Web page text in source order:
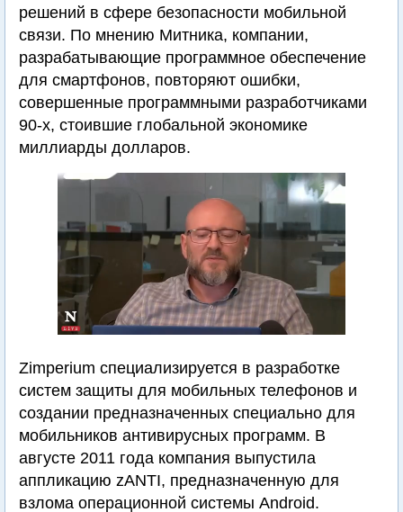
решений в сфере безопасности мобильной
связи. По мнению Митника, компании,
разрабатывающие программное обеспечение
для смартфонов, повторяют ошибки,
совершенные программными разработчиками
90-х, стоившие глобальной экономике
миллиарды долларов.
Zimperium специализируется в разработке
систем защиты для мобильных телефонов и
создании предназначенных специально для
мобильников антивирусных программ. В
августе 2011 года компания выпустила
аппликацию zANTI, предназначенную для
взлома операционной системы Android.